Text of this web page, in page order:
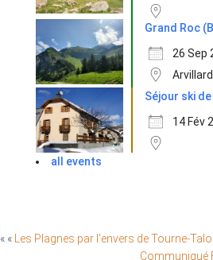
Grand Roc
26 Sep
Arvillard
Séjour ski
14 Fév
all events
« «
Les Plagnes par l’envers de Tourne-
Communiqué